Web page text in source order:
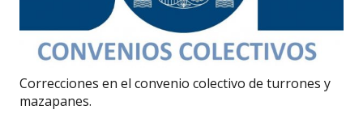
Correcciones en el convenio colectivo de turrones y
mazapanes.